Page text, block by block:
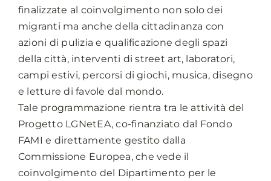
finalizzate al coinvolgimento non solo dei
migranti ma anche della cittadinanza con
azioni di pulizia e qualificazione degli spazi
della città, interventi di street art, laboratori,
campi estivi, percorsi di giochi, musica, disegno
e letture di favole dal mondo.
Tale programmazione rientra tra le attività del
Progetto LGNetEA, co-finanziato dal Fondo
FAMI e direttamente gestito dalla
Commissione Europea, che vede il
coinvolgimento del Dipartimento per le